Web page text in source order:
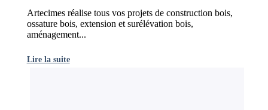
Artecimes réalise tous vos projets de construction bois,
ossature bois, extension et surélévation bois,
aménagement...
Lire la suite